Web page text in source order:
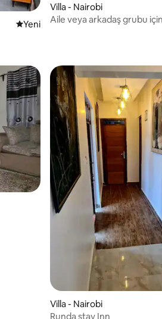
Yeni konaklama yeri
Yeni
Villa - Nairobi
Aile veya arkadaş grubu
Villa - Nairobi
Runda stay Inn